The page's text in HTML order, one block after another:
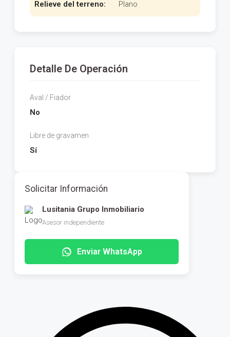
Relieve del terreno: Plano
Detalle De Operación
Aval / Fiador
No
Libre de gravamen
Sí
Solicitar Información
Lusitania Grupo Inmobiliario
Asesor independiente
Enviar WhatsApp